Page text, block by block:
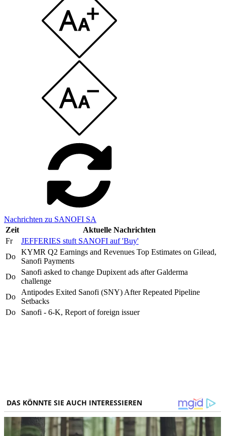
Nachrichten zu SANOFI SA
Zeit
Aktuelle Nachrichten
Fr
JEFFERIES stuft SANOFI auf 'Buy'
Do
KYMR Q2 Earnings and Revenues Top Estimates on Gilead,
Sanofi Payments
Do
Sanofi asked to change Dupixent ads after Galderma
challenge
Do
Antipodes Exited Sanofi (SNY) After Repeated Pipeline
Setbacks
Do
Sanofi - 6-K, Report of foreign issuer